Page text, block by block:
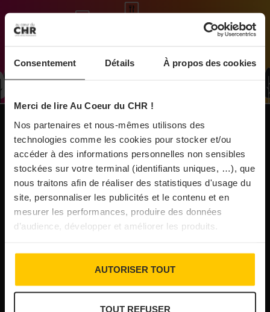
Consentement Détails À propos des cookies
Merci de lire Au Coeur du CHR !
Nos partenaires et nous-mêmes utilisons des
technologies comme les cookies pour stocker et/ou
accéder à des informations personnelles non sensibles
stockées sur votre terminal (identifiants uniques, …), que
nous traitons afin de réaliser des statistiques d'usage du
site, personnaliser les publicités et le contenu et en
mesurer les performances, produire des données
d’audience, développer et améliorer les produits.
AUTORISER TOUT
TOUT REFUSER
maison de collectionneur
31/07/2026
Vins fins : la Chine affiche ses ambitions
31/07/2026
Brasserie Dupont : la bière saison, mais pas
que…
Incendies : l’aide d’urgence rehaussée à 8 000 €
pour les indépendants, l’autoroute A63 réouverte
NOS PUBLICATIONS